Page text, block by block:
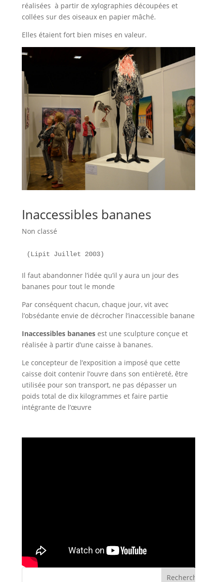
réalisées à partir de xylographies découpées et
collées sur des oiseaux en papier mâché.
Elles étaient fort bien mises en valeur.
Inaccessibles bananes
Non classé
(Lipit Juillet 2003)
Il faut abandonner l’idée qu’il y aura un jour des
bananes pour tout le monde
Par conséquent chacun, chaque jour, vit avec
l’obsédante envie de décrocher l’inaccessible banane
Inaccessibles bananesest une sculpture conçue et
réalisée à partir d’une caisse à bananes.
Le concepteur de l’exposition a imposé que cette
caisse doit contenir l’ouvre dans son entièreté, être
utilisée pour son transport, ne pas dépasser un
poids total de dix kilogrammes et faire partie
intégrante de l’œuvre